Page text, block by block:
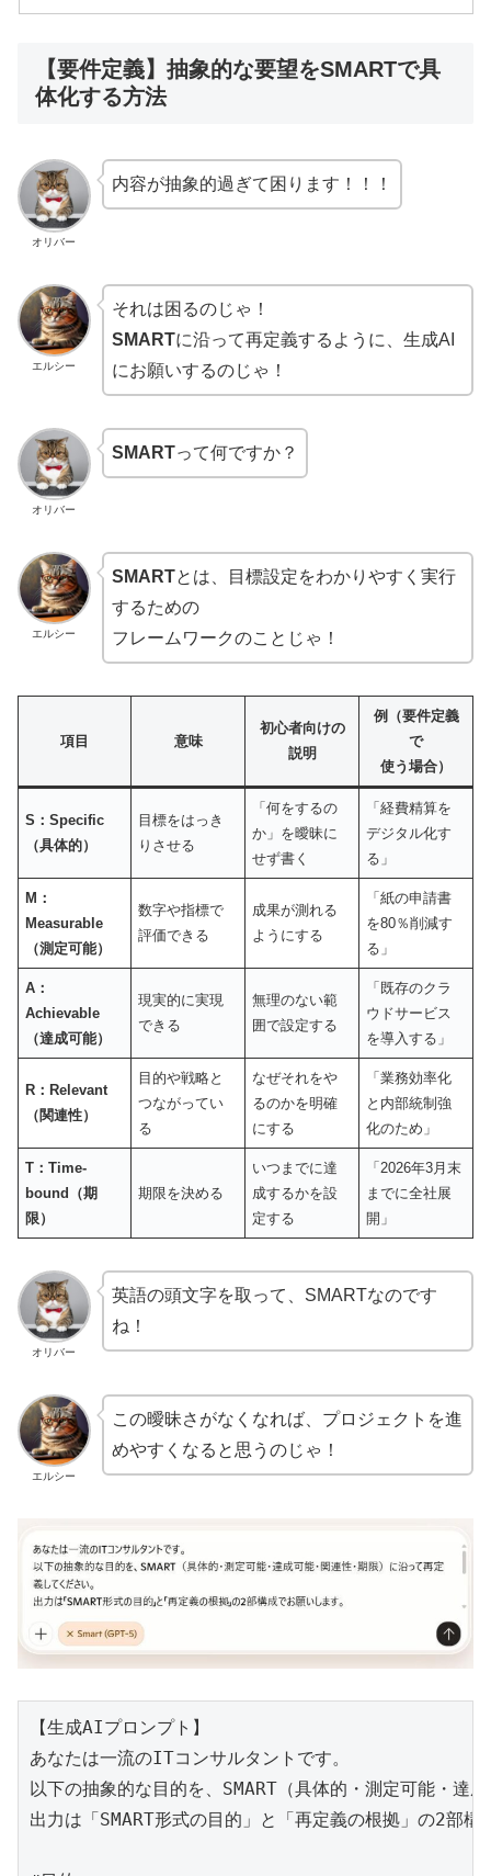
【要件定義】抽象的な要望をSMARTで具
体化する方法
オリバー
内容が抽象的過ぎて困ります！！！
エルシー
それは困るのじゃ！
SMARTに沿って再定義するように、生成AI
にお願いするのじゃ！
オリバー
SMARTって何ですか？
エルシー
SMARTとは、目標設定をわかりやすく実行
するための
フレームワークのことじゃ！
項目 意味
初心者向けの
説明
例（要件定義
で
使う場合）
S：Specific
（具体的）
目標をはっき
りさせる
「何をするの
か」を曖昧に
せず書く
「経費精算を
デジタル化す
る」
M：
Measurable
（測定可能）
数字や指標で
評価できる
成果が測れる
ようにする
「紙の申請書
を80％削減す
る」
A：
Achievable
（達成可能）
現実的に実現
できる
無理のない範
囲で設定する
「既存のクラ
ウドサービス
を導入する」
R：Relevant
（関連性）
目的や戦略と
つながってい
る
なぜそれをや
るのかを明確
にする
「業務効率化
と内部統制強
化のため」
T：Time-
bound（期
限）
期限を決める
いつまでに達
成するかを設
定する
「2026年3月末
までに全社展
開」
オリバー
英語の頭文字を取って、SMARTなのです
ね！
エルシー
この曖昧さがなくなれば、プロジェクトを進
めやすくなると思うのじゃ！
【生成AIプロンプト】
あなたは一流のITコンサルタントです。
以下の抽象的な目的を、SMART（具体的・測定可能・達
出力は「SMART形式の目的」と「再定義の根拠」の2部構